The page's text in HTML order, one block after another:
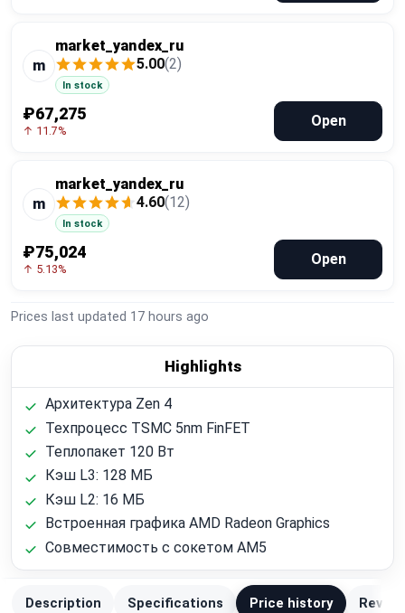
m
market_yandex_ru
5.00(2)
In stock
₽67,275
↑ 11.7%
Open
m
market_yandex_ru
4.60(12)
In stock
₽75,024
↑ 5.13%
Open
Prices last updated 17 hours ago
Highlights
Архитектура Zen 4
Техпроцесс TSMC 5nm FinFET
Теплопакет 120 Вт
Кэш L3: 128 МБ
Кэш L2: 16 МБ
Встроенная графика AMD Radeon Graphics
Совместимость с сокетом AM5
Description Specifications Price history